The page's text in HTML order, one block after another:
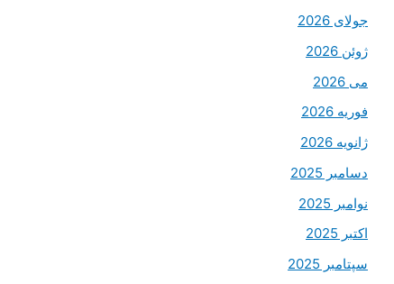
جولای 2026
ژوئن 2026
می 2026
فوریه 2026
ژانویه 2026
دسامبر 2025
نوامبر 2025
اکتبر 2025
سپتامبر 2025